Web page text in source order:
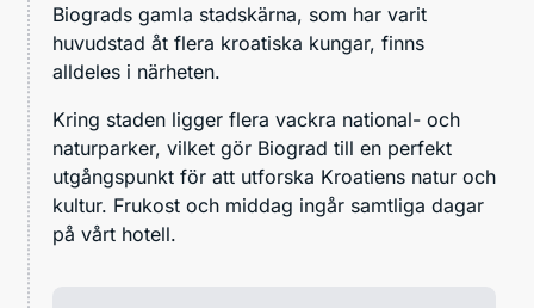
Biograds gamla stadskärna, som har varit
huvudstad åt flera kroatiska kungar, finns
alldeles i närheten.
Kring staden ligger flera vackra national- och
naturparker, vilket gör Biograd till en perfekt
utgångspunkt för att utforska Kroatiens natur och
kultur. Frukost och middag ingår samtliga dagar
på vårt hotell.